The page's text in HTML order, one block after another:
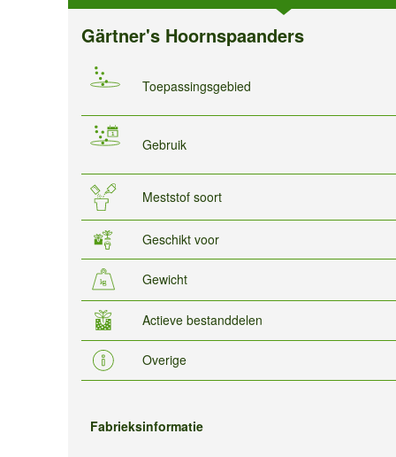
Producteigenschappen
Gärtner's Hoornspaanders
Toepassingsgebied
Gebruik
Meststof soort
Geschikt voor
Gewicht
Actieve bestanddelen
Overige
Fabrieksinformatie